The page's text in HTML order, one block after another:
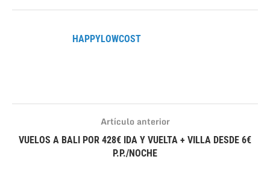
HAPPYLOWCOST
Artículo anterior
VUELOS A BALI POR 428€ IDA Y VUELTA + VILLA DESDE 6€
P.P./NOCHE